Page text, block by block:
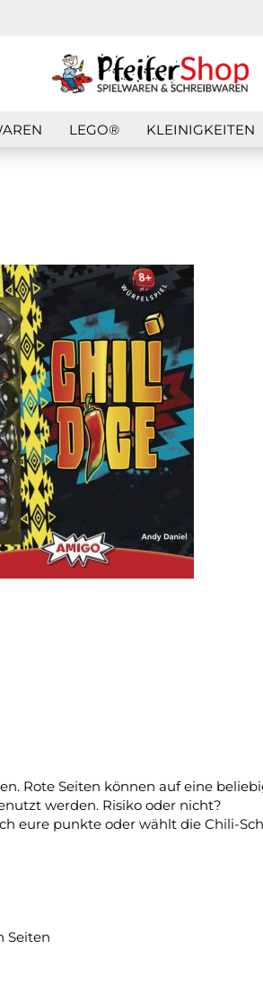
LEGO® KLEINIGKEITEN
Rote Seiten können auf eine
werden. Risiko oder nicht?
eure punkte oder wählt die Chili-
Seiten